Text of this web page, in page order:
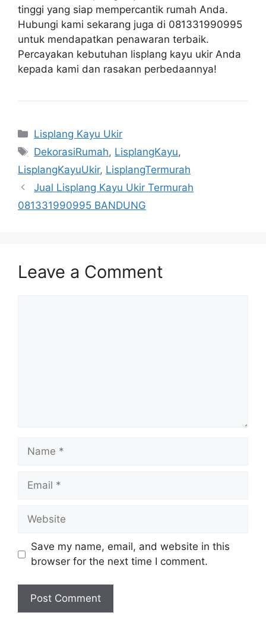
tinggi yang siap mempercantik rumah Anda.
Hubungi kami sekarang juga di 081331990995
untuk mendapatkan penawaran terbaik.
Percayakan kebutuhan lisplang kayu ukir Anda
kepada kami dan rasakan perbedaannya!
Categories
Lisplang Kayu Ukir
Tags
DekorasiRumah, LisplangKayu,
LisplangKayuUkir, LisplangTermurah
Jual Lisplang Kayu Ukir Termurah
081331990995 BANDUNG
Leave a Comment
Name
Email
Website
Save my name, email, and website in this
browser for the next time I comment.